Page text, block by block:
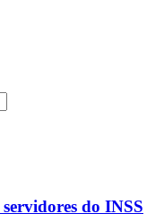
do INSS